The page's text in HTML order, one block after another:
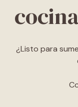
¿Listo para